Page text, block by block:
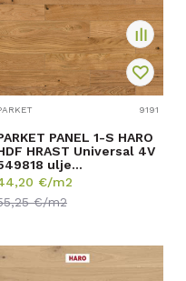
9191
PANEL 1-S HARO
HRAST Universal 4V
ulje
120/1000mm
p=2,40m2
€/m2
€/m2